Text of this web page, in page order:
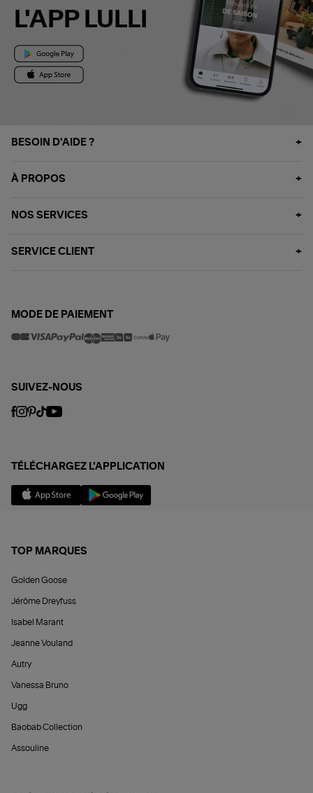
L'APP LULLI
BESOIN D'AIDE ?
À PROPOS
NOS SERVICES
SERVICE CLIENT
MODE DE PAIEMENT
SUIVEZ-NOUS
TÉLÉCHARGEZ L'APPLICATION
TOP MARQUES
Golden Goose
Jérôme Dreyfuss
Isabel Marant
Jeanne Vouland
Autry
Vanessa Bruno
Ugg
Baobab Collection
Assouline